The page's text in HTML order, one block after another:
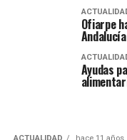
Ofiarpe
Ayudas